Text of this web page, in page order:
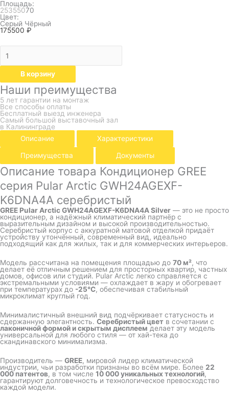
Площадь:
25355070
Цвет:
Серый Чёрный
175500 ₽
В корзину
Наши преимущества
5 лет гарантии на монтаж
Все способы оплаты
Бесплатный выезд инженера
Самый большой выставочный зал
в Калининграде
Описание
Характеристики
Преимущества Документы
Описание товара Кондиционер GREE
серия Pular Arctic GWH24AGEXF-
K6DNA4A серебристый
GREE Pular Arctic GWH24AGEXF-K6DNA4A Silver — это не просто
кондиционер, а надёжный климатический партнёр с
выразительным дизайном и высокой производительностью.
Серебристый корпус с аккуратной матовой отделкой придаёт
устройству утончённый, современный вид, идеально
подходящий как для жилых, так и для коммерческих интерьеров.
Модель рассчитана на помещения площадью до 70 м², что
делает её отличным решением для просторных квартир, частных
домов, офисов или студий. Pular Arctic легко справляется с
экстремальными условиями — охлаждает в жару и обогревает
при температурах до -25°C, обеспечивая стабильный
микроклимат круглый год.
Минималистичный внешний вид подчёркивает статусность и
сдержанную элегантность. Серебристый цвет в сочетании с
лаконичной формой и скрытым дисплеем делает эту модель
универсальной для любого стиля — от хай-тека до
скандинавского минимализма.
Производитель — GREE, мировой лидер климатической
индустрии, чьи разработки признаны во всём мире. Более 22
000 патентов, в том числе 10 000 уникальных технологий,
гарантируют долговечность и технологическое превосходство
каждой модели.